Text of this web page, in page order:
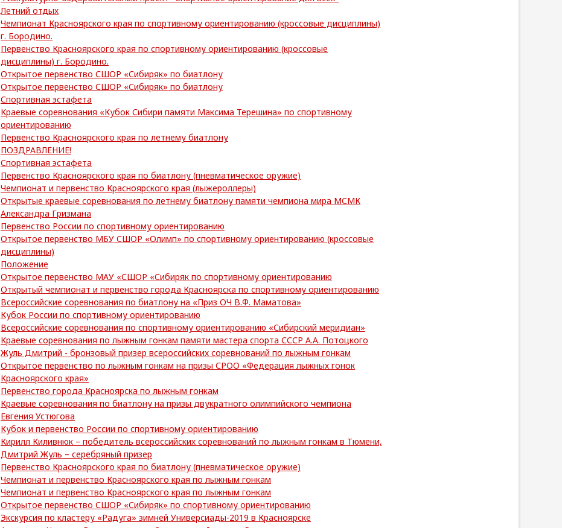
Летний отдых
Чемпионат Красноярского края по спортивному ориентированию (кроссовые дисциплины)
г. Бородино.
Первенство Красноярского края по спортивному ориентированию (кроссовые
дисциплины) г. Бородино.
Открытое первенство СШОР «Сибиряк» по биатлону
Открытое первенство СШОР «Сибиряк» по биатлону
Спортивная эстафета
Краевые соревнования «Кубок Сибири памяти Максима Терешина» по спортивному
ориентированию
Первенство Красноярского края по летнему биатлону
ПОЗДРАВЛЕНИЕ!
Спортивная эстафета
Первенство Красноярского края по биатлону (пневматическое оружие)
Чемпионат и первенство Красноярского края (лыжероллеры)
Открытые краевые соревнования по летнему биатлону памяти чемпиона мира МСМК
Александра Гризмана
Первенство России по спортивному ориентированию
Открытое первенство МБУ СШОР «Олимп» по спортивному ориентированию (кроссовые
дисциплины)
Положение
Открытое первенство МАУ «СШОР «Сибиряк по спортивному ориентированию
Открытый чемпионат и первенство города Красноярска по спортивному ориентированию
Всероссийские соревнования по биатлону на «Приз ОЧ В.Ф. Маматова»
Кубок России по спортивному ориентированию
Всероссийские соревнования по спортивному ориентированию «Сибирский меридиан»
Краевые соревнования по лыжным гонкам памяти мастера спорта СССР А.А. Потоцкого
Жуль Дмитрий - бронзовый призер всероссийских соревнований по лыжным гонкам
Открытое первенство по лыжным гонкам на призы СРОО «Федерация лыжных гонок
Красноярского края»
Первенство города Красноярска по лыжным гонкам
Краевые соревнования по биатлону на призы двукратного олимпийского чемпиона
Евгения Устюгова
Кубок и первенство России по спортивному ориентированию
Кирилл Киливнюк – победитель всероссийских соревнований по лыжным гонкам в Тюмени,
Дмитрий Жуль – серебряный призер
Первенство Красноярского края по биатлону (пневматическое оружие)
Чемпионат и первенство Красноярского края по лыжным гонкам
Чемпионат и первенство Красноярского края по лыжным гонкам
Открытое первенство СШОР «Сибиряк» по спортивному ориентированию
Экскурсия по кластеру «Радуга» зимней Универсиады-2019 в Красноярске